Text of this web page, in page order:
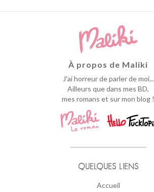
À propos de Maliki
J'ai horreur de parler de moi...
Ailleurs que dans mes BD,
mes romans et sur mon blog !
QUELQUES LIENS
Accueil